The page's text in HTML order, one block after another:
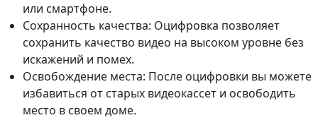
или смартфоне.
Сохранность качества: Оцифровка позволяет
сохранить качество видео на высоком уровне без
искажений и помех.
Освобождение места: После оцифровки вы можете
избавиться от старых видеокассет и освободить
место в своем доме.